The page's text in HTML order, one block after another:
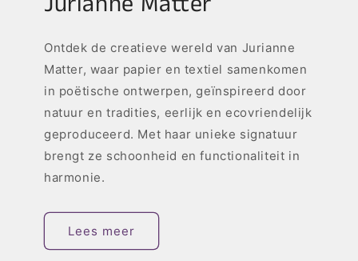
Ontdek de creatieve wereld van Jurianne
Matter, waar papier en textiel samenkomen
in poëtische ontwerpen, geïnspireerd door
natuur en tradities, eerlijk en ecovriendelijk
geproduceerd. Met haar unieke signatuur
brengt ze schoonheid en functionaliteit in
harmonie.
Lees meer